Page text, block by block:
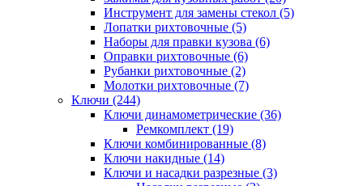
Инструмент для замены стекол (5)
Лопатки рихтовочные (5)
Наборы для правки кузова (6)
Оправки рихтовочные (6)
Рубанки рихтовочные (2)
Молотки рихтовочные (7)
Ключи (244)
Ключи динамометрические (36)
Ремкомплект (19)
Ключи комбинированные (8)
Ключи накидные (14)
Ключи и насадки разрезные (3)